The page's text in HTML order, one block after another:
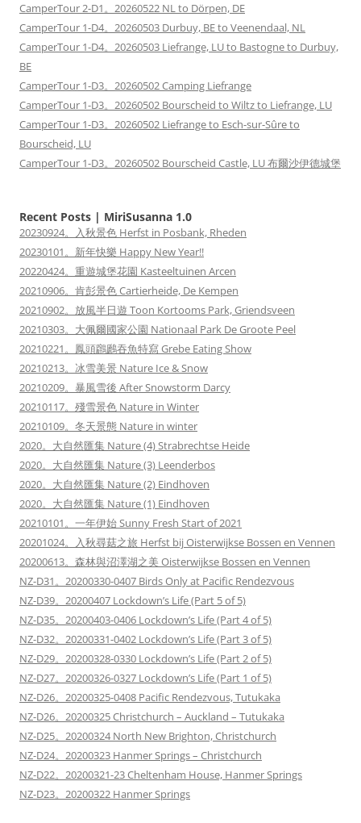
CamperTour 2-D1。20260522 NL to Dörpen, DE
CamperTour 1-D4。20260503 Durbuy, BE to Veenendaal, NL
CamperTour 1-D4。20260503 Liefrange, LU to Bastogne to Durbuy,
BE
CamperTour 1-D3。20260502 Camping Liefrange
CamperTour 1-D3。20260502 Bourscheid to Wiltz to Liefrange, LU
CamperTour 1-D3。20260502 Liefrange to Esch-sur-Sûre to
Bourscheid, LU
CamperTour 1-D3。20260502 Bourscheid Castle, LU 布爾沙伊德城堡
Recent Posts | MiriSusanna 1.0
20230924。入秋景色 Herfst in Posbank, Rheden
20230101。新年快樂 Happy New Year!!
20220424。重遊城堡花園 Kasteeltuinen Arcen
20210906。肯彭景色 Cartierheide, De Kempen
20210902。放風半日遊 Toon Kortooms Park, Griendsveen
20210303。大佩爾國家公園 Nationaal Park De Groote Peel
20210221。鳳頭鸊鷉吞魚特寫 Grebe Eating Show
20210213。冰雪美景 Nature Ice & Snow
20210209。暴風雪後 After Snowstorm Darcy
20210117。殘雪景色 Nature in Winter
20210109。冬天景態 Nature in winter
2020。大自然匯集 Nature (4) Strabrechtse Heide
2020。大自然匯集 Nature (3) Leenderbos
2020。大自然匯集 Nature (2) Eindhoven
2020。大自然匯集 Nature (1) Eindhoven
20210101。一年伊始 Sunny Fresh Start of 2021
20201024。入秋尋菇之旅 Herfst bij Oisterwijkse Bossen en Vennen
20200613。森林與沼澤湖之美 Oisterwijkse Bossen en Vennen
NZ-D31。20200330-0407 Birds Only at Pacific Rendezvous
NZ-D39。20200407 Lockdown’s Life (Part 5 of 5)
NZ-D35。20200403-0406 Lockdown’s Life (Part 4 of 5)
NZ-D32。20200331-0402 Lockdown’s Life (Part 3 of 5)
NZ-D29。20200328-0330 Lockdown’s Life (Part 2 of 5)
NZ-D27。20200326-0327 Lockdown’s Life (Part 1 of 5)
NZ-D26。20200325-0408 Pacific Rendezvous, Tutukaka
NZ-D26。20200325 Christchurch – Auckland – Tutukaka
NZ-D25。20200324 North New Brighton, Christchurch
NZ-D24。20200323 Hanmer Springs – Christchurch
NZ-D22。20200321-23 Cheltenham House, Hanmer Springs
NZ-D23。20200322 Hanmer Springs